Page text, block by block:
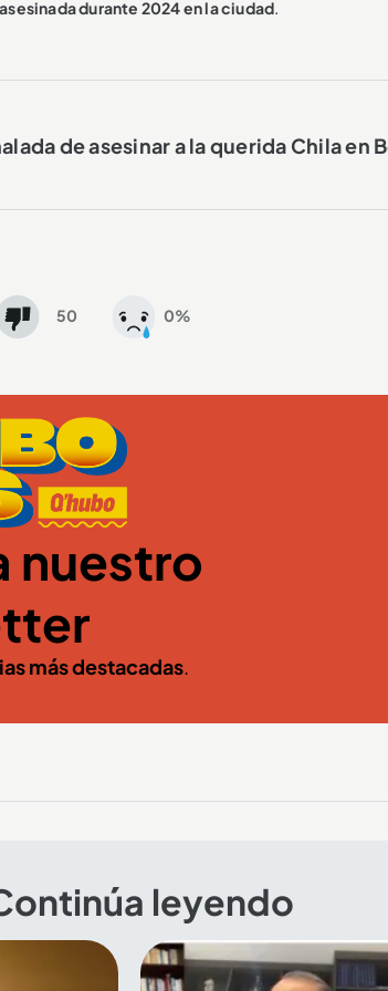
durante 2024 en la ciudad.
de asesinar a la querida Chila en
50 0%
nuestro
más destacadas.
leyendo